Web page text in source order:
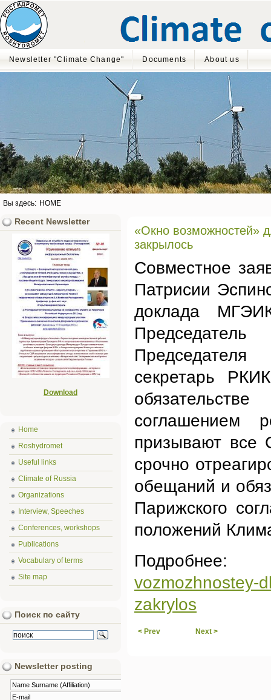
Newsletter "Climate Change" Documents About us
Вы здесь: HOME
«Окно возможностей»
закрылось
Совместное
Патрисии
доклада
секретарь
соглашением
призывают все
срочно
обещаний и
Парижского
положений
vozmozhnostey-
zakrylos
< Prev Next >
Recent Newsletter
Download
Home
Roshydromet
Useful links
Climate of Russia
Organizations
Interview, Speeches
Conferences, workshops
Publications
Vocabulary of terms
Site map
Поиск по сайту
Newsletter posting